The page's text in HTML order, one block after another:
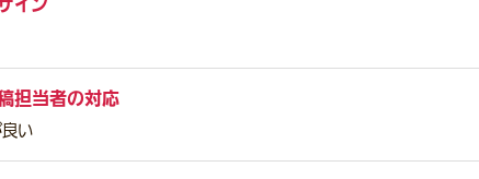
担当者の対応
い